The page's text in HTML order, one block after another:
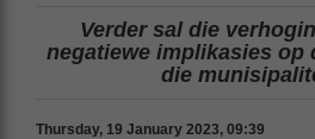
Verder sal die
negatiewe implikasies op
die
Thursday, 19 January 2023, 09:39